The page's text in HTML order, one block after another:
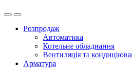
OpenClose
Розпродаж
Автоматика
Котельне обладнання
Вентиляція та
Арматура